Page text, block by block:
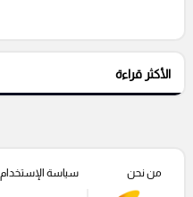
التعليقات السابقة
الأكثر قراءة
من نحن سياسة الإستخدام